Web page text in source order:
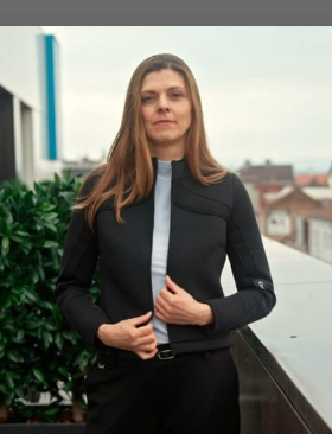
krásný dárek formou poukazu